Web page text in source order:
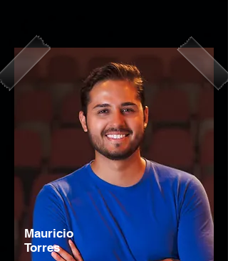
Mauricio
Torres